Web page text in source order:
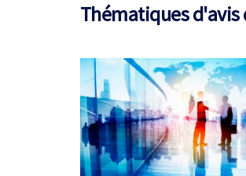
Thématiques d'avis